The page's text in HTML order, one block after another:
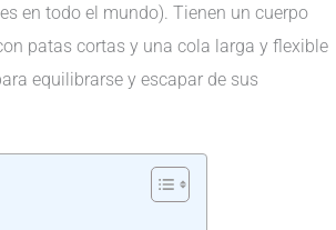
en todo el mundo). Tienen un cuerpo
patas cortas y una cola larga y flexible
equilibrarse y escapar de sus